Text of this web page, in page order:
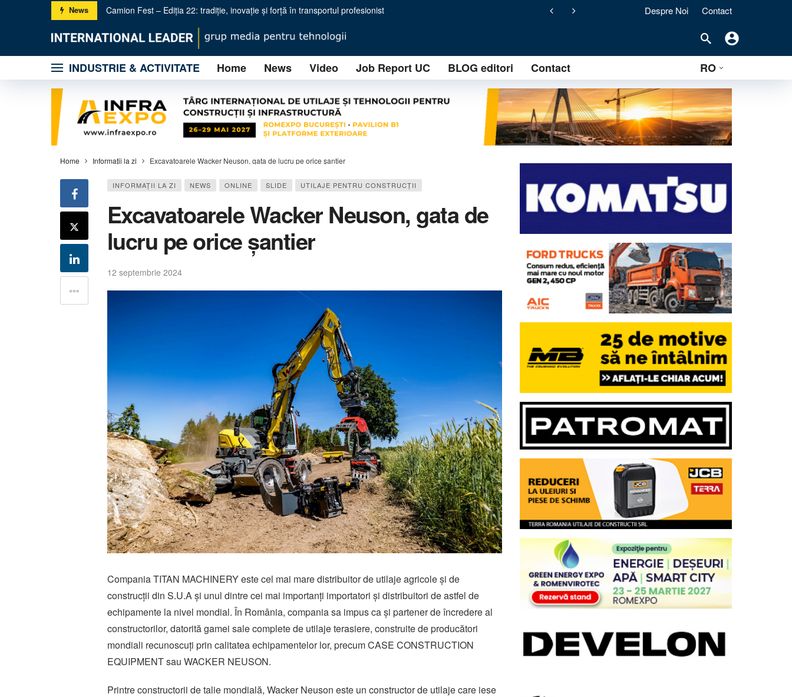
News Camion Fest – Ediția 22: tradiție, inovație și forță în transportul profesionist
KUHN România accelerează dezvoltarea națională prin două noi sedii regionale în Turda și Timișoara
Metso: trei noi concasoare primare pentru o nouă eră în minerit
BOLEO – Utilajele compacte de nouă generație ale unui brand tânăr, dar cu ambiții industriale majore
Gama PURE Electric – producătorul SBM schimbă regulile jocului în concasarea mobilă
Propel & Omega – Tehnologie avansată și eficiență operațională pentru concasarea modernă
Wirtgen Group la salonul Hillhead UK 2026: ”You will never crush alone”
Despre Noi Contact
INDUSTRIE & ACTIVITATE Home News Video Job Report UC BLOG editori Contact RO
Home Informaţii la zi Excavatoarele Wacker Neuson, gata de lucru pe orice șantier
INFORMAŢII LA ZI NEWS ONLINE SLIDE UTILAJE PENTRU CONSTRUCŢII
Excavatoarele Wacker Neuson, gata de
lucru pe orice șantier
12 septembrie 2024
Compania TITAN MACHINERY este cel mai mare distribuitor de utilaje agricole și de
construcții din S.U.A și unul dintre cei mai importanți importatori și distribuitori de astfel de
echipamente la nivel mondial. În România, compania sa impus ca și partener de încredere al
constructorilor, datorită gamei sale complete de utilaje terasiere, construite de producători
mondiali recunoscuți prin calitatea echipamentelor lor, precum CASE CONSTRUCTION
EQUIPMENT sau WACKER NEUSON.
Printre constructorii de talie mondială, Wacker Neuson este un constructor de utilaje care iese